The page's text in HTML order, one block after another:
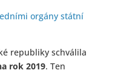
orgány státní
republiky schválila
rok 2019. Ten